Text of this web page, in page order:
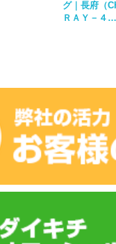
グ｜長府（
ＲＡＹ－４…